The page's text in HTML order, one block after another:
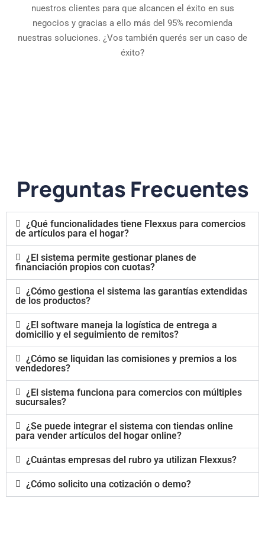
nuestros clientes para que alcancen el éxito en sus
negocios y gracias a ello más del 95% recomienda
nuestras soluciones. ¿Vos también querés ser un caso de
éxito?
Preguntas Frecuentes
¿Qué funcionalidades tiene Flexxus para comercios
de artículos para el hogar?
¿El sistema permite gestionar planes de
financiación propios con cuotas?
¿Cómo gestiona el sistema las garantías extendidas
de los productos?
¿El software maneja la logística de entrega a
domicilio y el seguimiento de remitos?
¿Cómo se liquidan las comisiones y premios a los
vendedores?
¿El sistema funciona para comercios con múltiples
sucursales?
¿Se puede integrar el sistema con tiendas online
para vender artículos del hogar online?
¿Cuántas empresas del rubro ya utilizan Flexxus?
¿Cómo solicito una cotización o demo?